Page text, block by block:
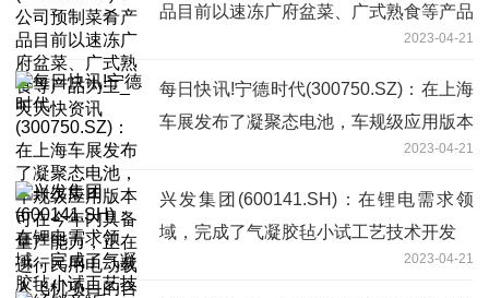
品目前以速冻广府盆菜、广式熟食等产品
2023-04-21
每日快讯!宁德时代(300750.SZ)：在上海
车展发布了凝聚态电池，车规级应用版本
可在今年内具备量产能力，正在进行民用
电动载人飞机项目的合作开发
2023-04-21
兴发集团(600141.SH)：在锂电需求领
域，完成了气凝胶毡小试工艺技术开发
2023-04-21